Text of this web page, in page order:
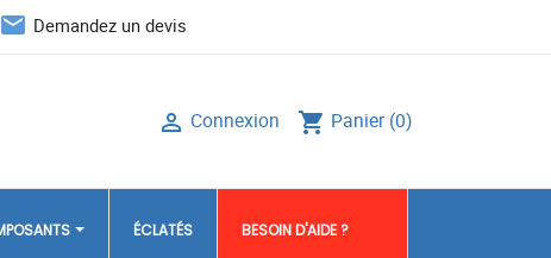
email Demandez un devis
shopping_cart Panier (0)
 Connexion
ÉCLATÉS BESOIN D'AIDE ?